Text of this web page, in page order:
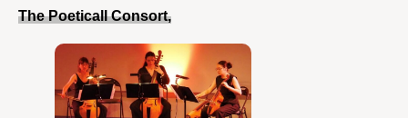
The Poeticall Consort,